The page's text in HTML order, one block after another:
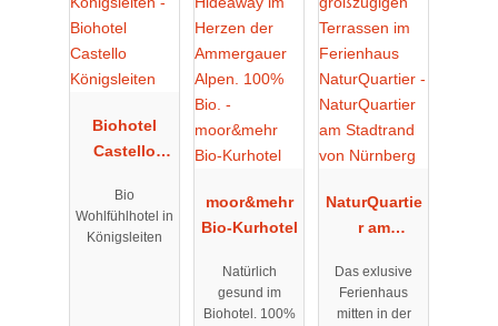
Biohotel
Castello
Bio
Wohlfühlhotel in
Königsleiten
moor&mehr
Bio-Kurhotel
Natürlich
gesund im
Biohotel. 100%
NaturQuartie
r am
von
Das exlusive
Ferienhaus
mitten in der